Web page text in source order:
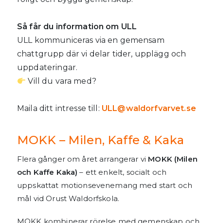
Så får du information om ULL
ULL kommuniceras via en gemensam
chattgrupp där vi delar tider, upplägg och
uppdateringar.
Vill du vara med?
Maila ditt intresse till: ULL@waldorfvarvet.se
MOKK – Milen, Kaffe & Kaka
Flera gånger om året arrangerar vi MOKK (Milen
och Kaffe Kaka) – ett enkelt, socialt och
uppskattat motionsevenemang med start och
mål vid Orust Waldorfskola.